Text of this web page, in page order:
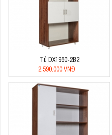
Tủ DX1960-2B2
2.590.000 VNĐ